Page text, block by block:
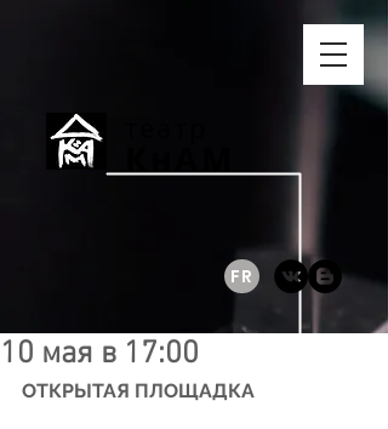
FR
10 мая в 17:00
ОТКРЫТАЯ ПЛОЩАДКА